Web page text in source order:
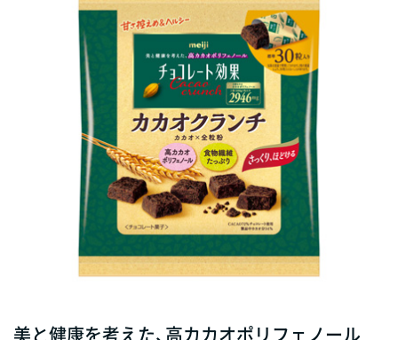
美と健康を考えた、高カカオポリフェノール